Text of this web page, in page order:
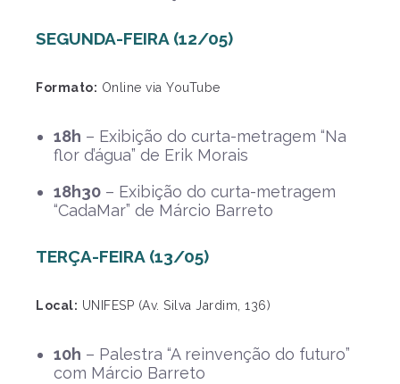
SEGUNDA-FEIRA (12/05)
Formato: Online via YouTube
18h – Exibição do curta-metragem “Na
flor d’água” de Erik Morais
18h30 – Exibição do curta-metragem
“CadaMar” de Márcio Barreto
TERÇA-FEIRA (13/05)
Local: UNIFESP (Av. Silva Jardim, 136)
10h – Palestra “A reinvenção do futuro”
com Márcio Barreto